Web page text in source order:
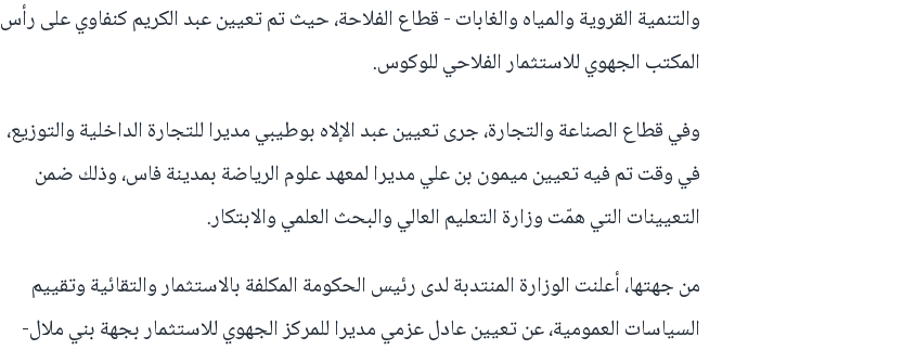
والتنمية القروية والمياه والغابات - قطاع الفلاحة، حيث تم تعيين عبد الكريم كنفاوي على رأس
المكتب الجهوي للاستثمار الفلاحي للوكوس.
وفي قطاع الصناعة والتجارة، جرى تعيين عبد الإلاه بوطيبي مديرا للتجارة الداخلية والتوزيع،
في وقت تم فيه تعيين ميمون بن علي مديرا لمعهد علوم الرياضة بمدينة فاس، وذلك ضمن
التعيينات التي همّت وزارة التعليم العالي والبحث العلمي والابتكار.
من جهتها، أعلنت الوزارة المنتدبة لدى رئيس الحكومة المكلفة بالاستثمار والتقائية وتقييم
السياسات العمومية، عن تعيين عادل عزمي مديرا للمركز الجهوي للاستثمار بجهة بني ملال-